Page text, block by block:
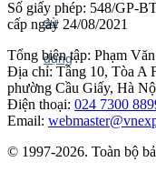
Số giấy phép: 548/GP-
cấp ngày 24/08/2021
Tổng biên tập: Phạm
Địa chỉ: Tầng 10, Tòa A
phường Cầu Giấy, Hà
Điện thoại: 024 7300
Email:
© 1997-2026. Toàn bộ